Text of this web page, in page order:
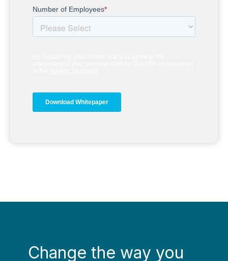
Change the way you